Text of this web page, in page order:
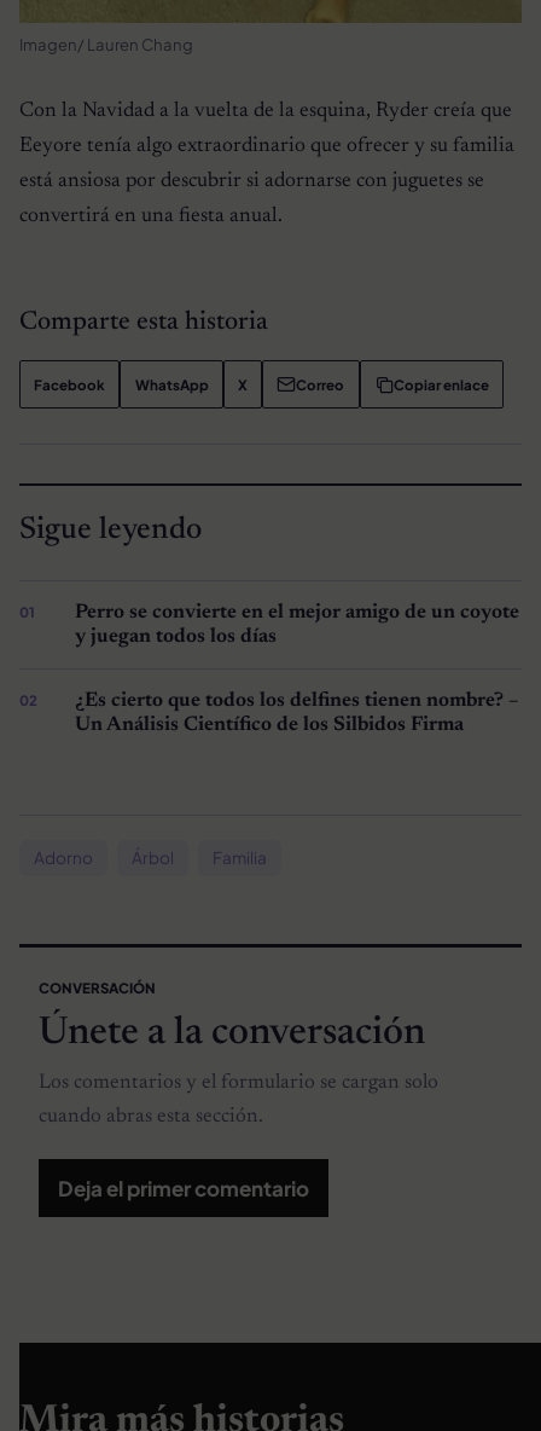
Imagen/ Lauren Chang
Con la Navidad a la vuelta de la esquina, Ryder creía que
Eeyore tenía algo extraordinario que ofrecer y su familia
está ansiosa por descubrir si adornarse con juguetes se
convertirá en una fiesta anual.
Comparte esta historia
Facebook WhatsApp X Correo Copiar enlace
Sigue leyendo
Perro se convierte en el mejor amigo de un coyote
y juegan todos los días
¿Es cierto que todos los delfines tienen nombre? –
Un Análisis Científico de los Silbidos Firma
Adorno Árbol Familia
CONVERSACIÓN
Únete a la conversación
Los comentarios y el formulario se cargan solo
cuando abras esta sección.
Deja el primer comentario
Mira más historias